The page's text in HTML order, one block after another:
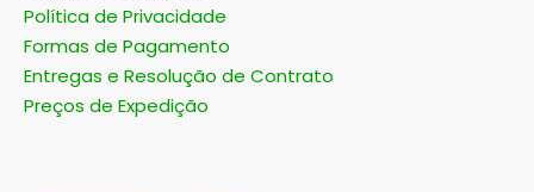
Política de Privacidade
Formas de Pagamento
Entregas e Resolução de Contrato
Preços de Expedição